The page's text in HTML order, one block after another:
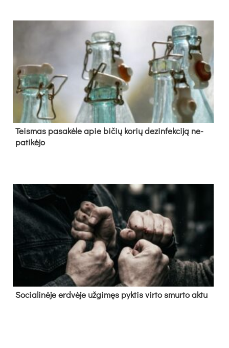
Teis­mas pa­sa­kė­le apie bi­čių ko­rių de­zin­fek­ci­ją ne­
pa­ti­kė­jo
So­cia­li­nė­je erd­vė­je už­gi­męs pyk­tis vir­to smur­to ak­tu